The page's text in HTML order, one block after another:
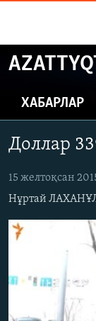
Skip
to
content
to
Navigation
Skip
Search
ЖАҢАЛЫҚТАР
САЯСАТ
ҚАҢТАР
АДАМ
ӘЛЕУМЕТ
ӘЛЕМ
АРНАЙЫ
Русский
ХАБАРЛАР
Доллар
15 желтоқсан
Нұртай
No